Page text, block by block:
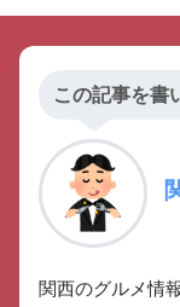
この記事を書
関西のグルメ情